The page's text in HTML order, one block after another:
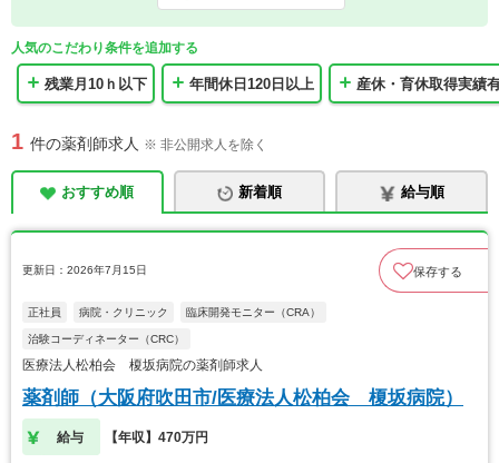
人気のこだわり条件を追加する
残業月10ｈ以下 年間休日120日以上 産休・育休取得実績
1 件の薬剤師求人 ※ 非公開求人を除く
おすすめ順 新着順 給与順
更新日：2026年7月15日 保存する
正社員 病院・クリニック 臨床開発モニター（CRA）
治験コーディネーター（CRC）
医療法人松柏会 榎坂病院の薬剤師求人
薬剤師（大阪府吹田市/医療法人松柏会 榎坂病院）
給与 【年収】470万円